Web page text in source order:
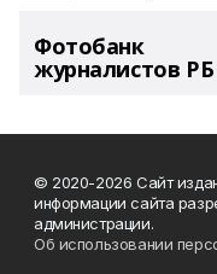
Фотобанк
журналистов РБ
© 2020-2026 Сайт
информации сайта
администрации.
Об использовании